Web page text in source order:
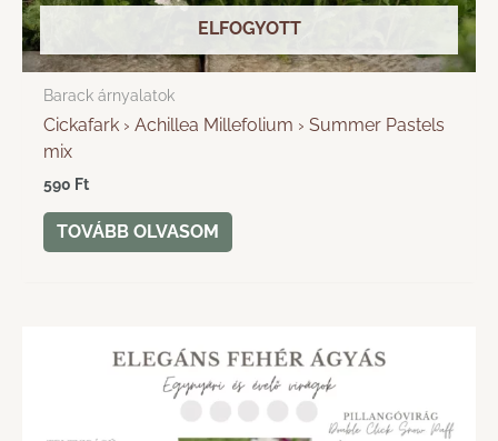
ELFOGYOTT
Barack árnyalatok
Cickafark › Achillea Millefolium › Summer Pastels
mix
590 Ft
TOVÁBB OLVASOM